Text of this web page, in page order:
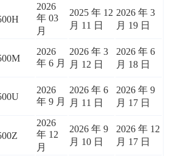
2026
年 03
月
2025 年 12
月 11 日
2026 年 3
月 19 日
2026
年 6 月
2026 年 3
月 12 日
2026 年 6
月 18 日
2026
年 9 月
2026 年 6
月 11 日
2026 年 9
月 17 日
2026
年 12
月
2026 年 9
月 10 日
2026 年 12
月 17 日